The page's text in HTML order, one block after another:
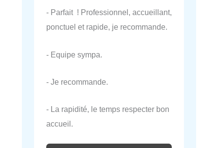
- Parfait ! Professionnel, accueillant,
ponctuel et rapide, je recommande.
- Equipe sympa.
- Je recommande.
- La rapidité, le temps respecter bon
accueil.